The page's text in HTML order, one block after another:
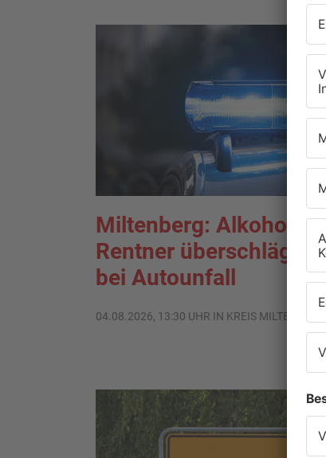
Miltenberg:
Rentner überschlägt
bei Autounfall
04.08.2026, 13:30 UHR IN KREIS MILTENBERG